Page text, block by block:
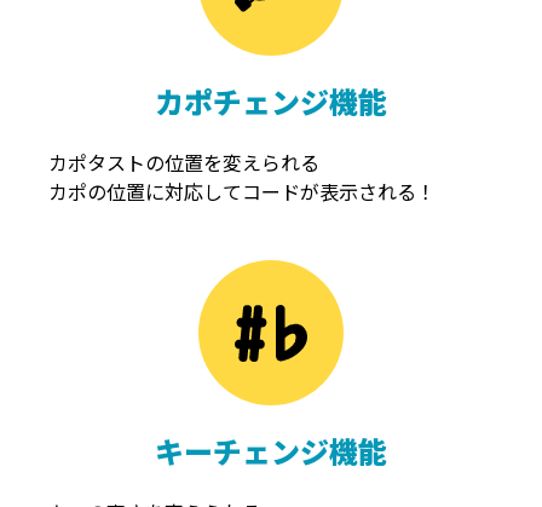
カポチェンジ機能
カポタストの位置を変えられる
カポの位置に対応してコードが表示される！
キーチェンジ機能